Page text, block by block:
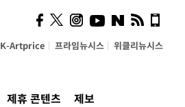
K-Artprice 프라임뉴시스 위클리뉴시스
제휴 콘텐츠 제보
사이 해답 찾았죠"…알을
깨고 나온 '초자아'